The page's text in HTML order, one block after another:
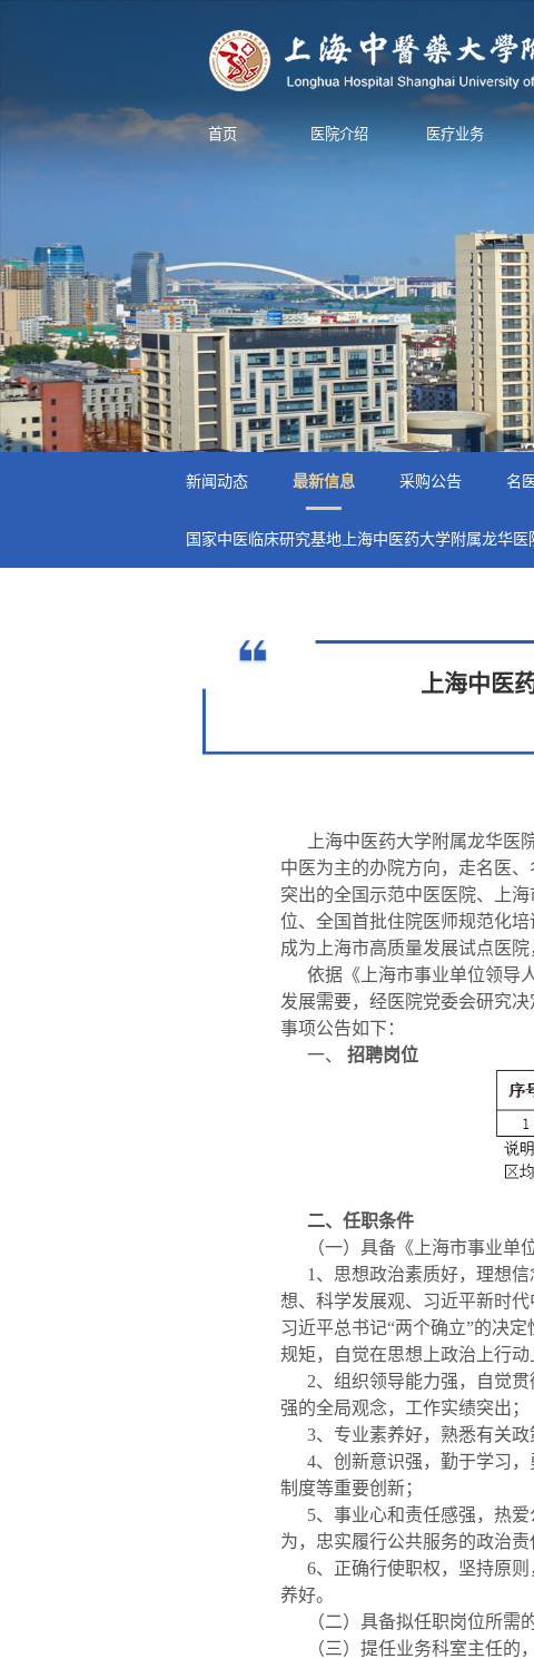
首页 医院介绍 医疗业务
新闻动态 最新信息 采购公告 名
国家中医临床研究基地上海中医药大学附属龙华医
上海中医
上海中医药大学附属龙华
中医为主的办院方向，走名医
突出的全国示范中医医院、上
位、全国首批住院医师规范化
成为上海市高质量发展试点医
依据《上海市事业单位领导
发展需要，经医院党委会研究
事项公告如下：
一、 招聘岗位
二、任职条件
（一）具备《上海市事业单
1、思想政治素质好，理想
想、科学发展观、习近平新时
习近平总书记“两个确立”的决
规矩，自觉在思想上政治上行
2、组织领导能力强，自觉
强的全局观念，工作实绩突出；
3、专业素养好，熟悉有关
4、创新意识强，勤于学习
制度等重要创新；
5、事业心和责任感强，热
为，忠实履行公共服务的政治
6、正确行使职权，坚持原
养好。
（二）具备拟任职岗位所需
（三）提任业务科室主任